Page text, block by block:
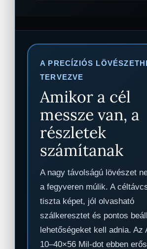
A PRECÍZIÓS
TERVEZVE
Amikor a cél
messze van, a
részletek
számítanak
A nagy távolságú lövészet
a fegyveren múlik. A
tiszta képet, jól olvasható
szálkeresztet és pontos
lehetőségeket kell adnia. Az
10–40×56 Mil-dot ebben